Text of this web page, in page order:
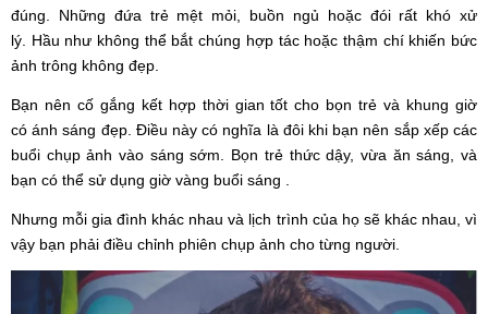
đúng. Những đứa trẻ mệt mỏi, buồn ngủ hoặc đói rất khó xử
lý. Hầu như không thể bắt chúng hợp tác hoặc thậm chí khiến bức
ảnh trông không đẹp.
Bạn nên cố gắng kết hợp thời gian tốt cho bọn trẻ và khung giờ
có ánh sáng đẹp. Điều này có nghĩa là đôi khi bạn nên sắp xếp các
buổi chụp ảnh vào sáng sớm. Bọn trẻ thức dậy, vừa ăn sáng, và
bạn có thể sử dụng giờ vàng buổi sáng .
Nhưng mỗi gia đình khác nhau và lịch trình của họ sẽ khác nhau, vì
vậy bạn phải điều chỉnh phiên chụp ảnh cho từng người.